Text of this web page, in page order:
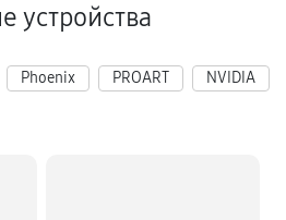
устройства
Phoenix PROART NVIDIA